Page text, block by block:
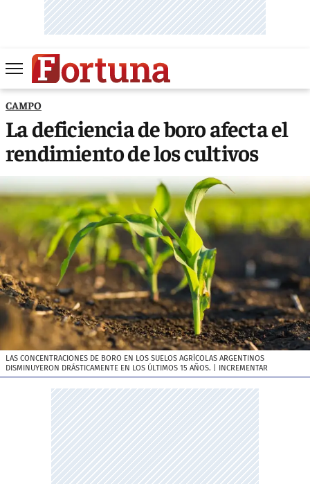
CAMPO
La deficiencia de boro afecta el
rendimiento de los cultivos
LAS CONCENTRACIONES DE BORO EN LOS SUELOS AGRÍCOLAS ARGENTINOS
DISMINUYERON DRÁSTICAMENTE EN LOS ÚLTIMOS 15 AÑOS. | INCREMENTAR